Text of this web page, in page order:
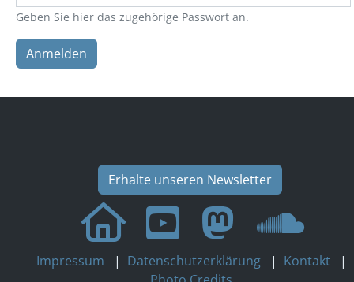
Geben Sie hier das zugehörige Passwort an.
Anmelden
Erhalte unseren Newsletter
Impressum | Datenschutzerklärung | Kontakt
|